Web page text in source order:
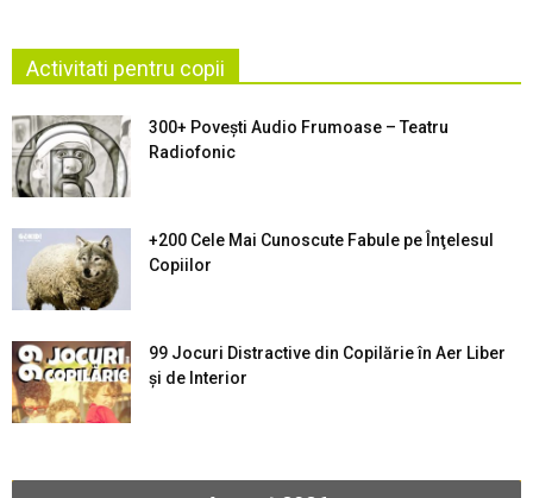
Activitati pentru copii
300+ Povești Audio Frumoase – Teatru
Radiofonic
+200 Cele Mai Cunoscute Fabule pe Înţelesul
Copiilor
99 Jocuri Distractive din Copilărie în Aer Liber
şi de Interior